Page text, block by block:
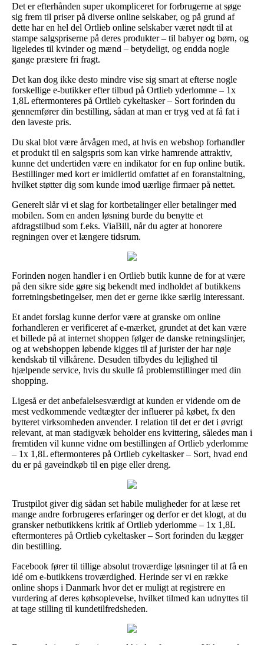
Det er efterhånden super ukompliceret for forbrugerne at søge
sig frem til priser på diverse online selskaber, og på grund af
dette har en hel del Ortlieb online selskaber været nødt til at
stampe salgspriserne på deres produkter – til babyer og børn, og
ligeledes til kvinder og mænd – betydeligt, og endda nogle
gange præstere fri fragt.
Det kan dog ikke desto mindre vise sig smart at efterse nogle
forskellige e-butikker efter tilbud på Ortlieb yderlomme – 1x
1,8L eftermonteres på Ortlieb cykeltasker – Sort forinden du
gennemfører din bestilling, sådan at man er tryg ved at få fat i
den laveste pris.
Du skal blot være årvågen med, at hvis en webshop forhandler
et produkt til en salgspris som kan virke hamrende attraktiv,
kunne det undertiden være en indikator for en fup online butik.
Bestillinger med kort er imidlertid omfattet af en foranstaltning,
hvilket støtter dig som kunde imod uærlige firmaer på nettet.
Generelt slår vi et slag for kortbetalinger eller betalinger med
mobilen. Som en anden løsning burde du benytte et
afdragstilbud som f.eks. ViaBill, når du agter at honorere
regningen over et længere tidsrum.
Forinden nogen handler i en Ortlieb butik kunne de for at være
på den sikre side gøre sig bekendt med indholdet af butikkens
forretningsbetingelser, men det er gerne ikke særlig interessant.
Et andet forslag kunne derfor være at granske om online
forhandleren er verificeret af e-mærket, grundet at det kan være
et billede på at internet shoppen følger de danske retningslinjer,
og at webshoppen løbende kigges til af jurister der har nøje
kendskab til vilkårene. Desuden tilbydes du lejlighed til
hjælpende service, hvis du skulle få problemstillinger med din
shopping.
Ligeså er det anbefalelsesværdigt at kunden er vidende om de
mest vedkommende vedtægter der influerer på købet, fx den
bytteret virksomheden anvender. I relation til det er det i øvrigt
relevant, at man stadigvæk beholder ens kvittering, således man i
fremtiden vil kunne vidne om bestillingen af Ortlieb yderlomme
– 1x 1,8L eftermonteres på Ortlieb cykeltasker – Sort, hvad end
du er på gaveindkøb til en pige eller dreng.
Trustpilot giver dig sådan set habile muligheder for at læse ret
mange andre forbrugeres erfaringer og derfor er det klogt, at du
gransker netbutikkens kritik af Ortlieb yderlomme – 1x 1,8L
eftermonteres på Ortlieb cykeltasker – Sort forinden du lægger
din bestilling.
Facebook fører til tillige absolut troværdige løsninger til at få en
idé om e-butikkens troværdighed. Herinde ser vi en række
online shops i Danmark hvor det er muligt at registrere en
vurdering af deres købsoplevelse, hvilket tilmed kan udnyttes til
at tage stilling til kundetilfredsheden.